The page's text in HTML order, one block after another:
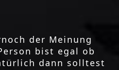
der Meinung
bist egal ob
dann solltest